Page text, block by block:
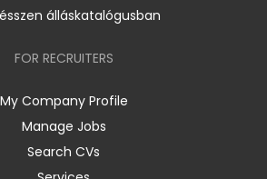
álláskatalógusban
FOR RECRUITERS
My Company Profile
Manage Jobs
Search CVs